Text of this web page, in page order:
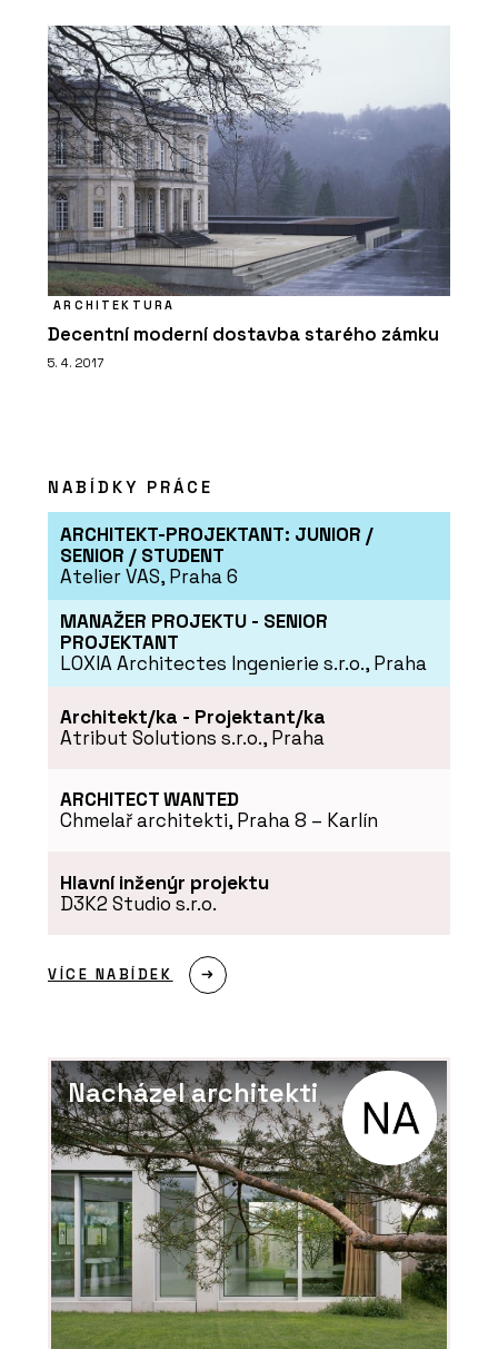
ARCHITEKTURA
Decentní moderní dostavba starého zámku
5. 4. 2017
NABÍDKY PRÁCE
ARCHITEKT-PROJEKTANT: JUNIOR /
SENIOR / STUDENT
Atelier VAS, Praha 6
MANAŽER PROJEKTU - SENIOR
PROJEKTANT
LOXIA Architectes Ingenierie s.r.o., Praha
Architekt/ka - Projektant/ka
Atribut Solutions s.r.o., Praha
ARCHITECT WANTED
Chmelař architekti, Praha 8 – Karlín
Hlavní inženýr projektu
D3K2 Studio s.r.o.
VÍCE NABÍDEK
Nacházel architekti